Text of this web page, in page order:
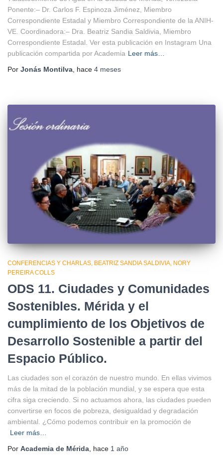
Ponente:– Dr. Carlos F. Espinoza Jiménez, Miembro
Correspondiente Estadal y Miembro Correspondiente de la ANIH-
VE. Coordinadora:– Dra. Beatriz Sandia Saldivia, Miembro
Correspondiente Estadal. Ver esta publicación en Instagram Una
publicación compartida por Academia Leer más…
Por Jonás Montilva , hace 4 meses
CONFERENCIAS Y CHARLAS BEATRIZ SANDIA SALDIVIA NORY
PEREIRA COLLS
ODS 11. Ciudades y Comunidades
Sostenibles. Mérida y el
cumplimiento de los Objetivos de
Desarrollo Sostenible a partir del
Espacio Público.
Las ciudades son el corazón de nuestro mundo. En ellas vivimos
más de la mitad de la población mundial, y se espera que esta
cifra siga creciendo. Si no actuamos ahora, las ciudades pueden
convertirse en focos de pobreza, desigualdad y degradación
ambiental. ¿Cómo podemos contribuir en la promoción de
Leer más…
Por Academia de Mérida , hace 1 año